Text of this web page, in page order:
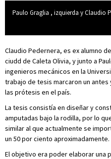
Paulo Graglia , izquierda y Claudio
Claudio Pedernera, es ex alumno
ciudd de Caleta Olivia, y junto a
ingenieros mecánicos en la
trabajo de tesis marcaron un
las prótesis en el país.
La tesis consistía en diseñar y
amputadas bajo la rodilla, por lo
similar al que actualmente se
un 50 por ciento aproximadamente.
El objetivo era poder elaborar una